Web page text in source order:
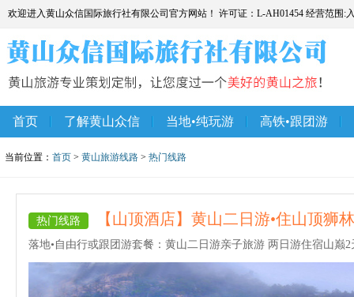
欢迎进入黄山众信国际旅行社有限公司官方网站！ 许可证：L-AH01454 经营范围:
首页 了解黄山众信 当地•纯玩游 高铁•跟团游
当前位置： 首页 > 黄山旅游线路 > 热门线路
热门线路 【山顶酒店】黄山二日游•住山顶狮
落地•自由行或跟团游套餐：黄山二日游亲子旅游 两日游住宿山巅